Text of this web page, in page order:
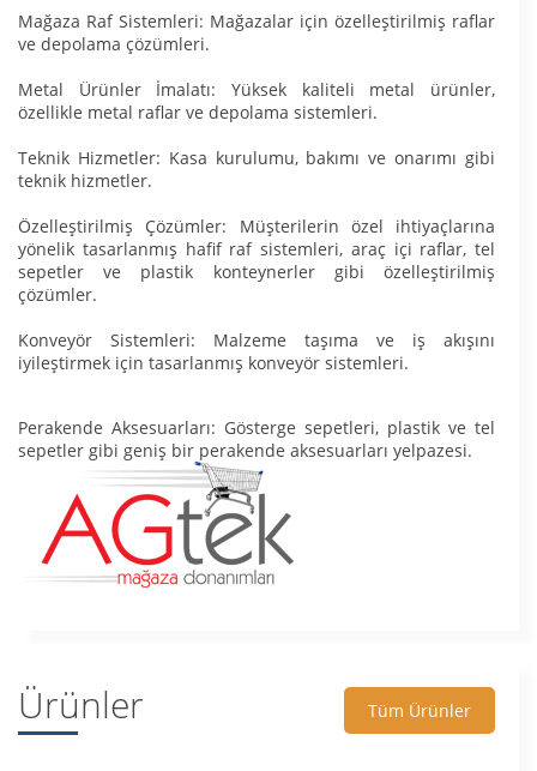
Mağaza Raf Sistemleri: Mağazalar için özelleştirilmiş raflar
ve depolama çözümleri.
Metal Ürünler İmalatı: Yüksek kaliteli metal ürünler,
özellikle metal raflar ve depolama sistemleri.
Teknik Hizmetler: Kasa kurulumu, bakımı ve onarımı gibi
teknik hizmetler.
Özelleştirilmiş Çözümler: Müşterilerin özel ihtiyaçlarına
yönelik tasarlanmış hafif raf sistemleri, araç içi raflar, tel
sepetler ve plastik konteynerler gibi özelleştirilmiş
çözümler.
Konveyör Sistemleri: Malzeme taşıma ve iş akışını
iyileştirmek için tasarlanmış konveyör sistemleri.
Perakende Aksesuarları: Gösterge sepetleri, plastik ve tel
sepetler gibi geniş bir perakende aksesuarları yelpazesi.
Ürünler Tüm Ürünler